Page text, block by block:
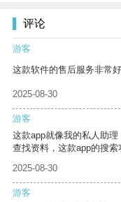
评论
游客
这款软件的售后服务非常
2025-08-30
游客
这款app就像我的私人助
查找资料，这款app的搜索
2025-08-30
游客